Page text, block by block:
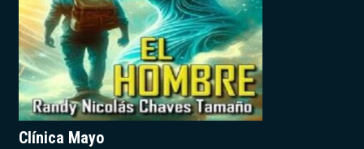
Clínica Mayo